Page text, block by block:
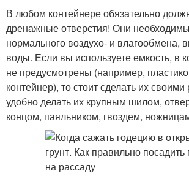
В любом контейнере обязательно
дренажные отверстия! Они
нормального воздухо- и влагообмена,
воды. Если вы используете емкость, в
не предусмотрены (например,
контейнер), то стоит сделать их
удобно делать их крупным шилом,
концом, паяльником, гвоздем,